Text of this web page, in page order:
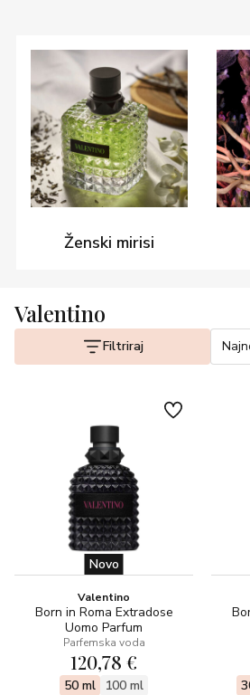
Ženski mirisi
Valentino
Filtriraj
Novo
Valentino
Born in Roma Extradose
Uomo Parfum
Parfemska voda
120,78 €
50 ml 100 ml